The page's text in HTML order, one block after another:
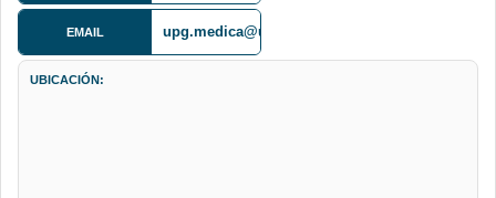
SEDES
EMAIL upg.medica@umsalud.edu.bo
UBICACIÓN: